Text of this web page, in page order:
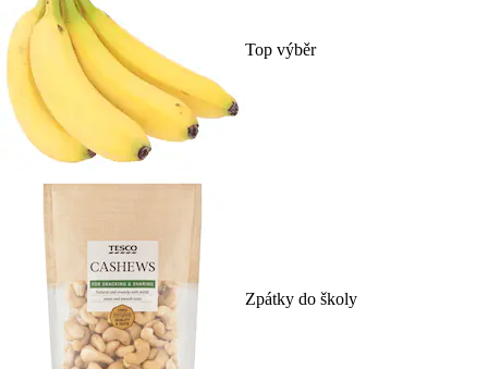
Top výběr
Zpátky do školy